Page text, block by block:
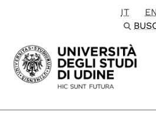
Passa al contenuto
IT EN